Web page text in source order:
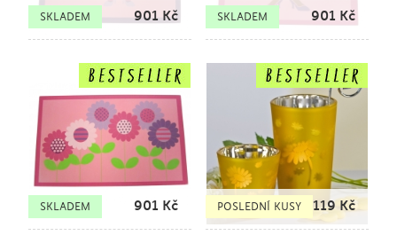
SKLADEM 901 Kč SKLADEM 901 Kč
SKLADEM 901 Kč POSLEDNÍ KUSY 119 Kč